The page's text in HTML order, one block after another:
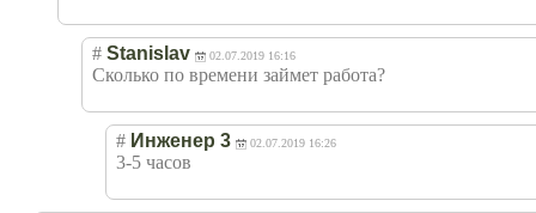
# Stanislav 02.07.2019 16:16
Сколько по времени займет работа?
# Инженер 3 02.07.2019 16:26
3-5 часов